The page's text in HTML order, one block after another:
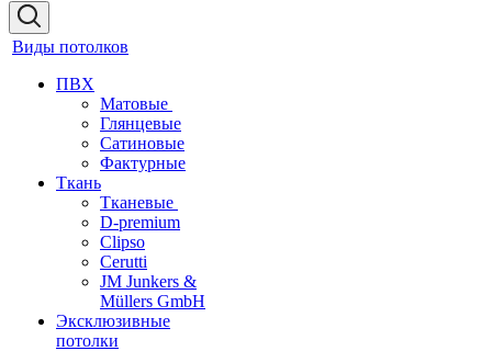
Виды потолков
ПВХ
Матовые
Глянцевые
Сатиновые
Фактурные
Ткань
Тканевые
D-premium
Clipso
Cerutti
JM Junkers &
Müllers GmbH
Эксклюзивные
потолки